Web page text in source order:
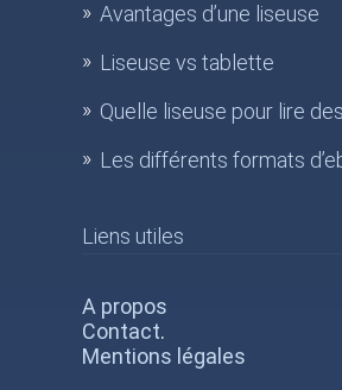
Avantages d’une liseuse
Liseuse vs tablette
Quelle liseuse pour lire
Les différents formats
Liens utiles
A propos
Contact.
Mentions légales